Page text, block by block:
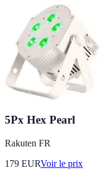
5Px Hex Pearl
Rakuten FR
179 EURVoir le prix